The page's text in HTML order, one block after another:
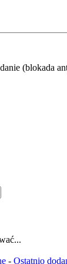
(blokada
- Ostatnio